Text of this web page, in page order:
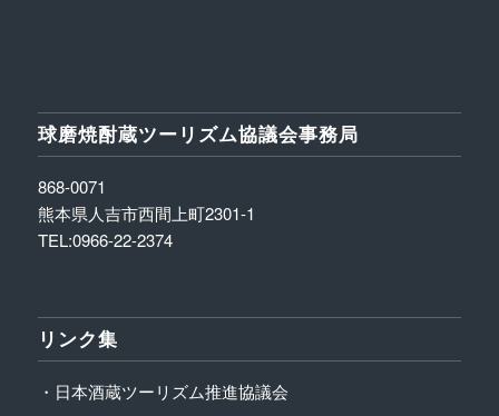
球磨焼酎蔵ツーリズム協議会事務局
868-0071
熊本県人吉市西間上町2301-1
TEL:0966-22-2374
リンク集
・日本酒蔵ツーリズム推進協議会